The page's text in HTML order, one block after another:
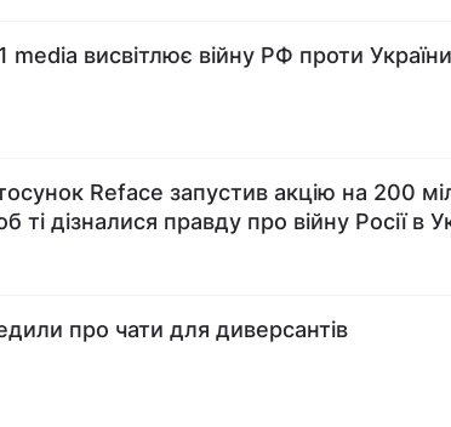
media висвітлює війну РФ проти
Reface запустив акцію на 200
ті дізналися правду про війну Росії в
про чати для диверсантів